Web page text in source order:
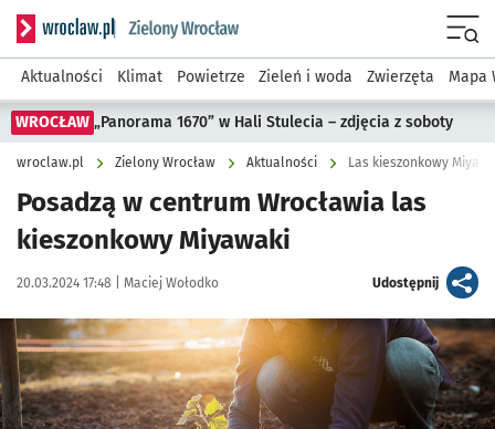
Serwis informacyjny wroclaw.pl podserwis: Środowisko we
Aktualności Klimat Powietrze Zieleń i woda Zwierzęta Mapa
WROCŁAW „Panorama 1670” w Hali Stulecia – zdjęcia z soboty
wroclaw.pl Zielony Wrocław Aktualności Las kieszonkowy
Posadzą w centrum Wrocławia las
kieszonkowy Miyawaki
Data publikacji:
20.03.2024 17:48 | Autor:
Maciej Wołodko Udostępnijartykuł
Kliknij, aby powiększyć